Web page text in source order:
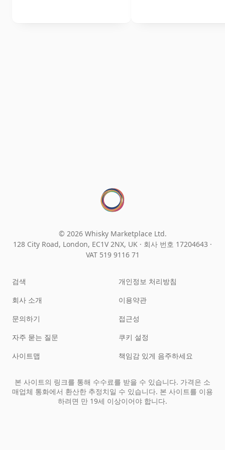
© 2026 Whisky Marketplace Ltd.
128 City Road, London, EC1V 2NX, UK · 회사 번호 17204643 ·
VAT 519 9116 71
검색
회사 소개
문의하기
자주 묻는 질문
사이트맵
개인정보 처리방침
이용약관
접근성
쿠키 설정
책임감 있게 음주하세요
본 사이트의 링크를 통해 수수료를 받을 수 있습니다. 가격은 소
매업체 통화에서 환산한 추정치일 수 있습니다. 본 사이트를 이용
하려면 만 19세 이상이어야 합니다.